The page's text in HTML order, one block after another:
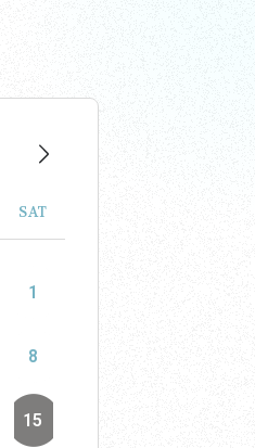
SAT
1
8
15